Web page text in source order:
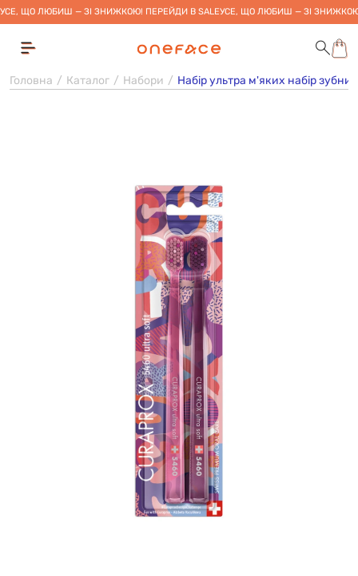
УСЕ, ЩО ЛЮБИШ — ЗІ ЗНИЖКОЮ! ПЕРЕЙДИ В SALEУСЕ, ЩО ЛЮБИШ — ЗІ
Головна Каталог Набори Набір ультра м'яких набір